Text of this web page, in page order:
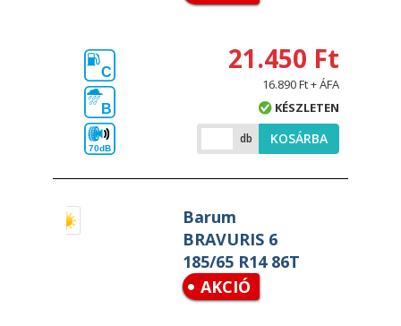
C
B
70dB
21.450 Ft
16.890 Ft + ÁFA
KÉSZLETEN
db KOSÁRBA
Barum
BRAVURIS 6
185/65 R14 86T
AKCIÓ